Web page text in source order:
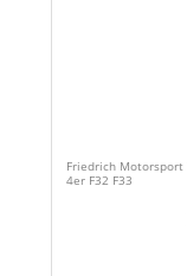
Friedrich Motorsport
4er F32 F33